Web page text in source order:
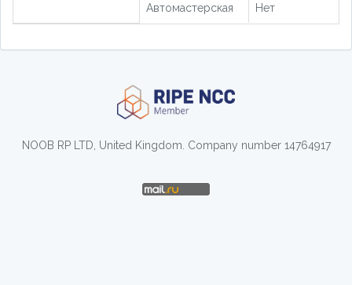
Автомастерская Нет
NOOB RP LTD, United Kingdom. Company number 14764917